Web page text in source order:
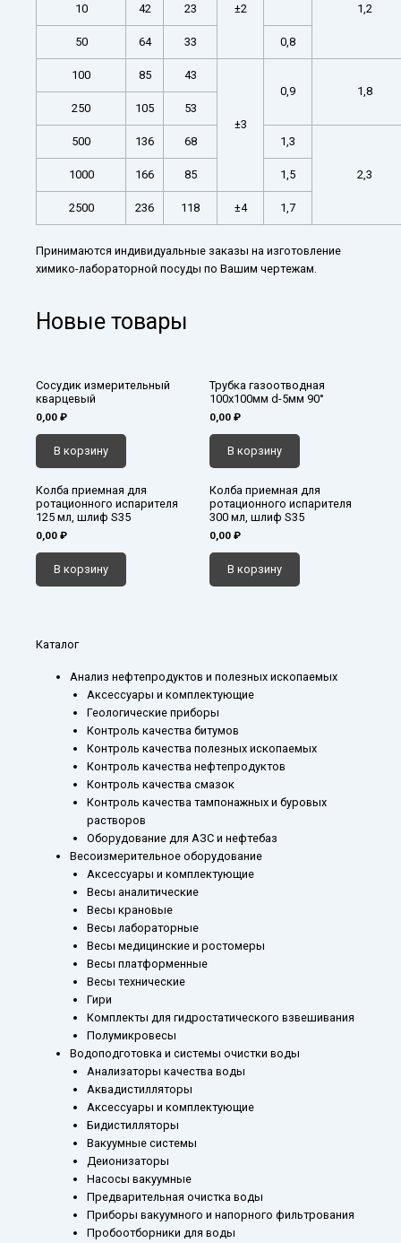
Каталог
Анализ нефтепродуктов и полезных ископаемых
Аксессуары и комплектующие
Геологические приборы
Контроль качества битумов
Контроль качества полезных ископаемых
Контроль качества нефтепродуктов
Контроль качества смазок
Контроль качества тампонажных и буровых
растворов
Оборудование для АЗС и нефтебаз
Весоизмерительное оборудование
Аксессуары и комплектующие
Весы аналитические
Весы крановые
Весы лабораторные
Весы медицинские и ростомеры
Весы платформенные
Весы технические
Гири
Комплекты для гидростатического взвешивания
Полумикровесы
Водоподготовка и системы очистки воды
Анализаторы качества воды
Аквадистилляторы
Аксессуары и комплектующие
Бидистилляторы
Вакуумные системы
Деионизаторы
Насосы вакуумные
Предварительная очистка воды
Приборы вакуумного и напорного фильтрования
Пробоотборники для воды
±2
1,2
10 42 23
50 64 33 0,8
100 85 43
±3
0,9
1,8
250
105 53
500 136 68 1,3
2,3
1000 166 85 1,5
2500 236 118 ±4 1,7
Принимаются индивидуальные заказы на изготовление
химико-лабораторной посуды по Вашим чертежам.
Новые товары
Сосудик измерительный
кварцевый
0,00 ₽
В корзину
Трубка газоотводная
100х100мм d-5мм 90°
0,00 ₽
В корзину
Колба приемная для
ротационного испарителя
125 мл, шлиф S35
0,00 ₽
В корзину
Колба приемная для
ротационного испарителя
300 мл, шлиф S35
0,00 ₽
В корзину